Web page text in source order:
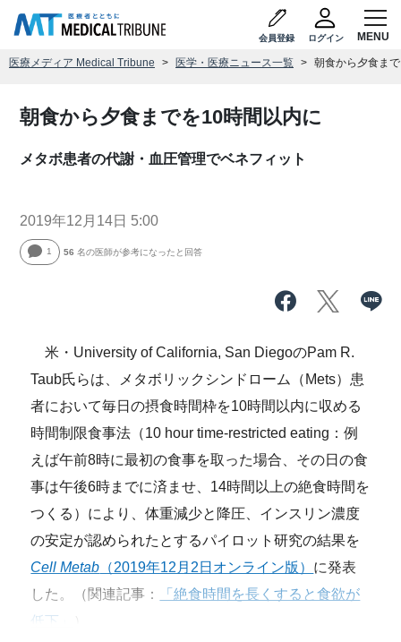
会員登録 ログイン
医療メディア Medical Tribune 医学・医療ニュース一覧 朝食から夕食ま
朝食から夕食までを10時間以内に
メタボ患者の代謝・血圧管理でベネフィット
2019年12月14日 5:00
1 56 名の医師が参考になったと回答
米・University of California, San DiegoのPam R.
Taub氏らは、メタボリックシンドローム（Mets）患
者において毎日の摂食時間枠を10時間以内に収める
時間制限食事法（10 hour time-restricted eating：例
えば午前8時に最初の食事を取った場合、その日の食
事は午後6時までに済ませ、14時間以上の絶食時間を
つくる）により、体重減少と降圧、インスリン濃度
の安定が認められたとするパイロット研究の結果を
Cell Metab （2019年12月2日オンライン版） に発表
した。（関連記事：
「絶食時間を長くすると食欲が
低下」